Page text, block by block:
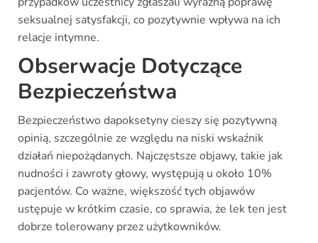
seksualnej satysfakcji, co pozytywnie wpływa na ich
relacje intymne.
Obserwacje Dotyczące
Bezpieczeństwa
Bezpieczeństwo dapoksetyny cieszy się pozytywną
opinią, szczególnie ze względu na niski wskaźnik
działań niepożądanych. Najczęstsze objawy, takie jak
nudności i zawroty głowy, występują u około 10%
pacjentów. Co ważne, większość tych objawów
ustępuje w krótkim czasie, co sprawia, że lek ten jest
dobrze tolerowany przez użytkowników.